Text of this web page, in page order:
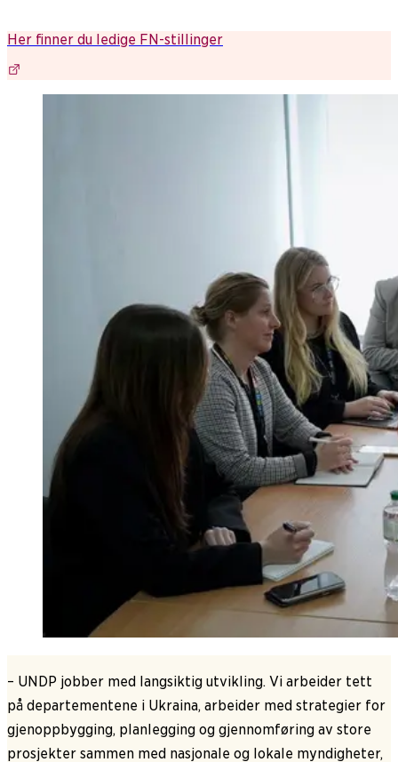
Her finner du ledige FN-stillinger
– UNDP jobber med langsiktig utvikling. Vi arbeider tett
på departementene i Ukraina, arbeider med strategier for
gjenoppbygging, planlegging og gjennomføring av store
prosjekter sammen med nasjonale og lokale myndigheter,